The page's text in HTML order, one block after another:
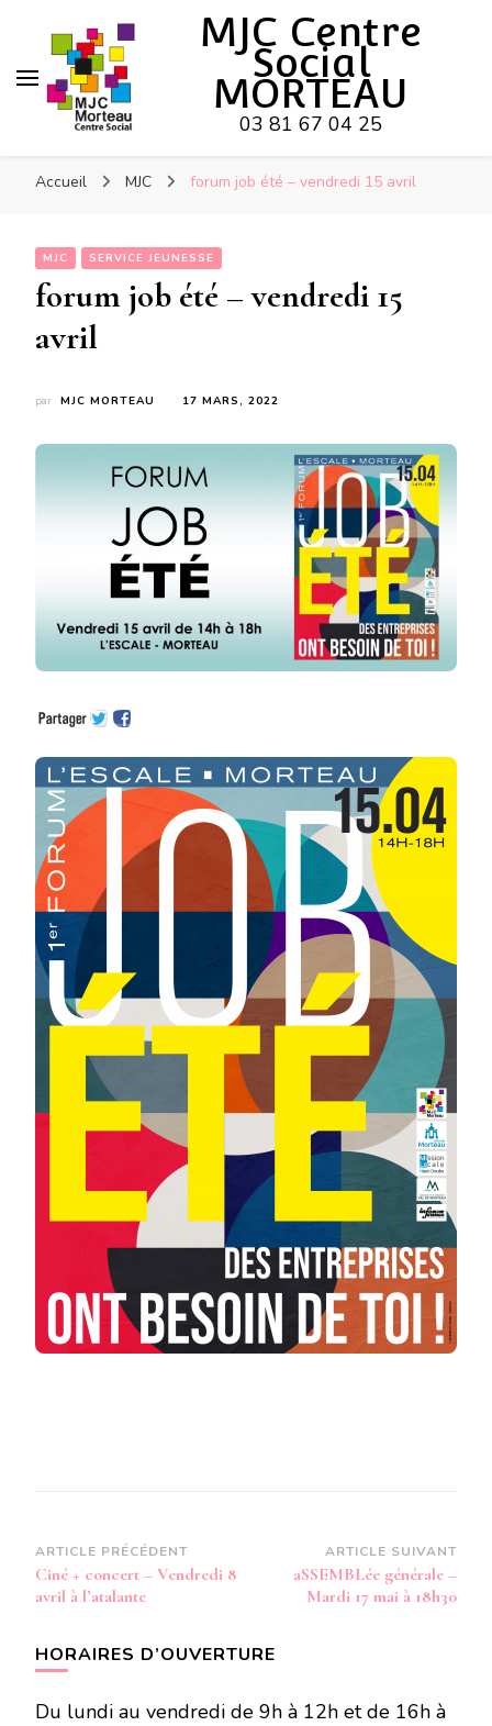
MJC Centre
Social
MORTEAU
03 81 67 04 25
Accueil MJC forum job été – vendredi 15 avril
MJC SERVICE JEUNESSE
forum job été – vendredi 15
avril
par MJC MORTEAU 17 MARS, 2022
Navigation
d’article
ARTICLE PRÉCÉDENT
Ciné + concert – Vendredi 8
avril à l’atalante
ARTICLE SUIVANT
aSSEMBLée générale –
Mardi 17 mai à 18h30
HORAIRES D’OUVERTURE
Du lundi au vendredi de 9h à 12h et de 16h à